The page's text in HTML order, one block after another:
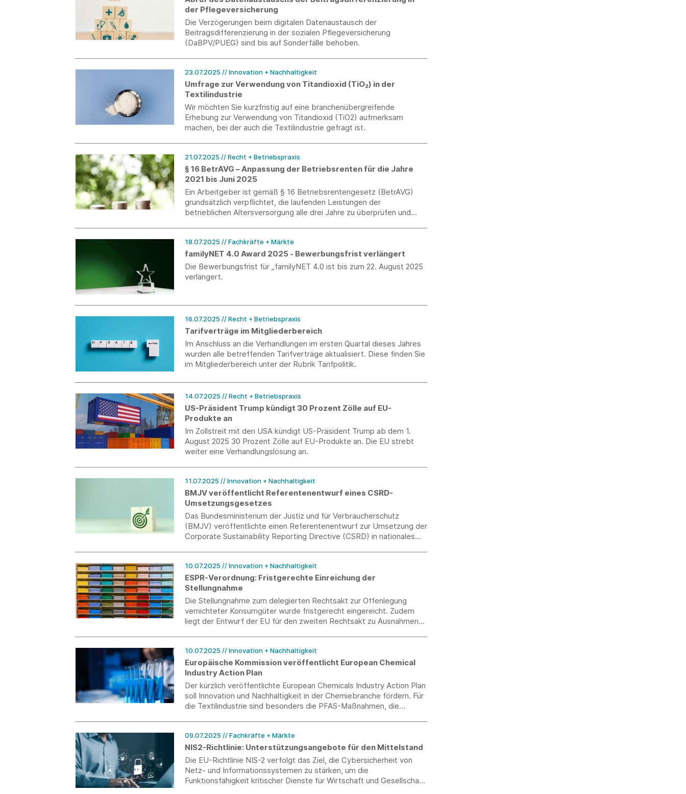
der Pflegeversicherung
Die Verzögerungen beim digitalen Datenaustausch der
Beitragsdifferenzierung in der sozialen Pflegeversicherung
(DaBPV/PUEG) sind bis auf Sonderfälle behoben.
23.07.2025 // Innovation + Nachhaltigkeit
Umfrage zur Verwendung von Titandioxid (TiO₂) in der
Textilindustrie
Wir möchten Sie kurzfristig auf eine branchenübergreifende
Erhebung zur Verwendung von Titandioxid (TiO2) aufmerksam
machen, bei der auch die Textilindustrie gefragt ist.
21.07.2025 // Recht + Betriebspraxis
§ 16 BetrAVG – Anpassung der Betriebsrenten für die Jahre
2021 bis Juni 2025
Ein Arbeitgeber ist gemäß § 16 Betriebsrentengesetz (BetrAVG)
grundsätzlich verpflichtet, die laufenden Leistungen der
betrieblichen Altersversorgung alle drei Jahre zu überprüfen und
Verbraucherpreisindexes.
18.07.2025 // Fachkräfte + Märkte
familyNET 4.0 Award 2025 - Bewerbungsfrist verlängert
Die Bewerbungsfrist für „familyNET 4.0 ist bis zum 22. August 2025
verlängert.
16.07.2025 // Recht + Betriebspraxis
Tarifverträge im Mitgliederbereich
Im Anschluss an die Verhandlungen im ersten Quartal dieses Jahres
wurden alle betreffenden Tarifverträge aktualisiert. Diese finden Sie
im Mitgliederbereich unter der Rubrik Tarifpolitik.
14.07.2025 // Recht + Betriebspraxis
US-Präsident Trump kündigt 30 Prozent Zölle auf EU-
Produkte an
Im Zollstreit mit den USA kündigt US-Präsident Trump ab dem 1.
August 2025 30 Prozent Zölle auf EU-Produkte an. Die EU strebt
weiter eine Verhandlungslösung an.
11.07.2025 // Innovation + Nachhaltigkeit
BMJV veröffentlicht Referentenentwurf eines CSRD-
Umsetzungsgesetzes
Das Bundesministerium der Justiz und für Verbraucherschutz
(BMJV) veröffentlichte einen Referentenentwurf zur Umsetzung der
Corporate Sustainability Reporting Directive (CSRD) in nationales
10.07.2025 // Innovation + Nachhaltigkeit
ESPR-Verordnung: Fristgerechte Einreichung der
Stellungnahme
Die Stellungnahme zum delegierten Rechtsakt zur Offenlegung
vernichteter Konsumgüter wurde fristgerecht eingereicht. Zudem
liegt der Entwurf der EU für den zweiten Rechtsakt zu Ausnahmen
10.07.2025 // Innovation + Nachhaltigkeit
Europäische Kommission veröffentlicht European Chemical
Industry Action Plan
Der kürzlich veröffentlichte European Chemicals Industry Action Plan
soll Innovation und Nachhaltigkeit in der Chemiebranche fördern. Für
die Textilindustrie sind besonders die PFAS-Maßnahmen, die
09.07.2025 // Fachkräfte + Märkte
NIS2-Richtlinie: Unterstützungsangebote für den Mittelstand
Die EU-Richtlinie NIS-2 verfolgt das Ziel, die Cybersicherheit von
Netz- und Informationssystemen zu stärken, um die
Funktionsfähigkeit kritischer Dienste für Wirtschaft und Gesellschaft